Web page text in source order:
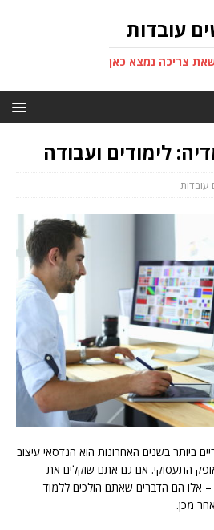
עובדות
צריכה נמצא כאן
לימודים ועבודה
עובדות
ביותר בשנים האחרונות הוא הנדסאי עיצוב
התעסוקי. אם גם אתם שוקלים את
אלו הם הדברים שאתם הולכים ללמוד
מכן.